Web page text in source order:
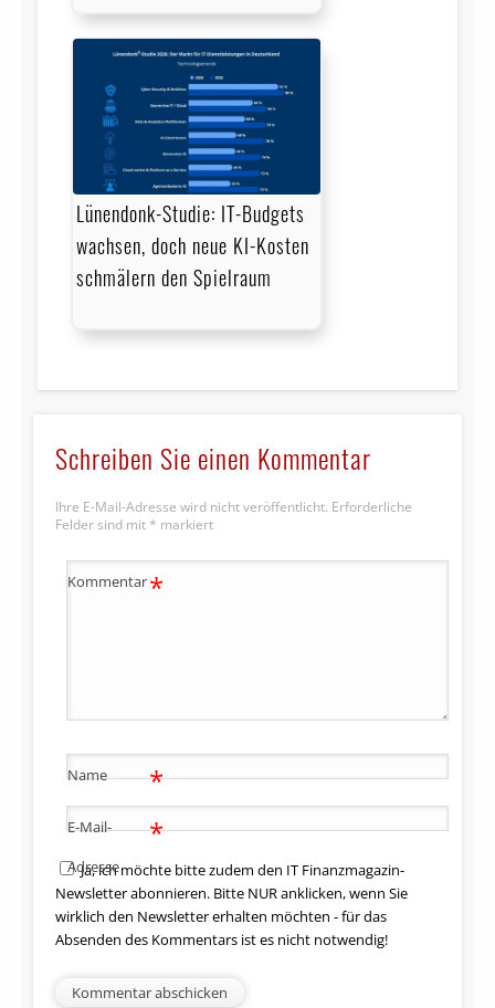
Lünendonk-Studie: IT-Budgets
wachsen, doch neue KI-Kosten
schmälern den Spielraum
Schreiben Sie einen Kommentar
Ihre E-Mail-Adresse wird nicht veröffentlicht. Erforderliche
Felder sind mit * markiert
Kommentar*
Name *
E-Mail-
Adresse
*
Ja, ich möchte bitte zudem den IT Finanzmagazin-
Newsletter abonnieren. Bitte NUR anklicken, wenn Sie
wirklich den Newsletter erhalten möchten - für das
Absenden des Kommentars ist es nicht notwendig!